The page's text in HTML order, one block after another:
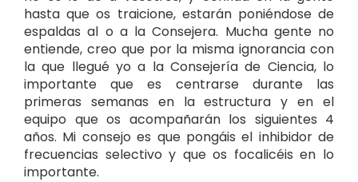
hasta que os traicione, estarán poniéndose de
espaldas al o a la Consejera. Mucha gente no
entiende, creo que por la misma ignorancia con
la que llegué yo a la Consejería de Ciencia, lo
importante que es centrarse durante las
primeras semanas en la estructura y en el
equipo que os acompañarán los siguientes 4
años. Mi consejo es que pongáis el inhibidor de
frecuencias selectivo y que os focalicéis en lo
importante.